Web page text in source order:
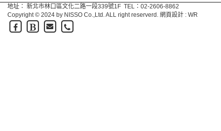
地址： 新北市林口區文化二路一段339號1F TEL：02-2606-8862
Copyright © 2024 by NISSO Co.,Ltd. ALL right reserverd. 網頁設計 : WR